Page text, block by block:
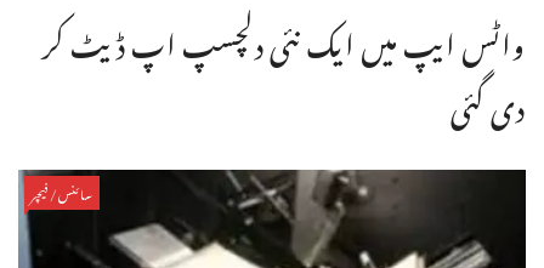
واٹس ایپ میں ایک نئی دلچسپ اپ ڈیٹ کر
دی گئی
سائنس/فیچر